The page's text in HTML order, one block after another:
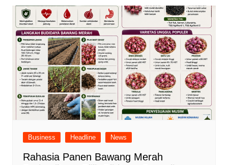
Business Headline News
Rahasia Panen Bawang Merah